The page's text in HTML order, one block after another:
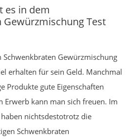
es in dem
Gewürzmischung Test
Gewürzmischung
erhalten für sein Geld. Manchmal
Produkte gute Eigenschaften
Erwerb kann man sich freuen. Im
nichtsdestotrotz die
Schwenkbraten